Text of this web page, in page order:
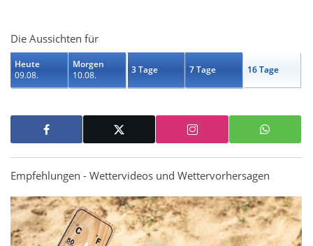
Die Aussichten für
Heute
09.08.
Morgen
10.08.
3 Tage 7 Tage 16 Tage
Empfehlungen - Wettervideos und Wettervorhersagen